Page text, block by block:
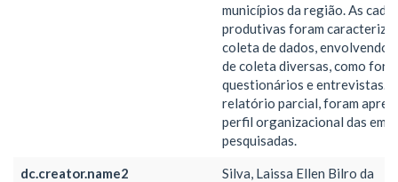
municípios da região. As
produtivas foram
coleta de dados, envolvendo
de coleta diversas, como
questionários e entrevistas.
relatório parcial, foram
perfil organizacional das
pesquisadas.
dc.creator.name2 Silva, Laissa Ellen Bilro da